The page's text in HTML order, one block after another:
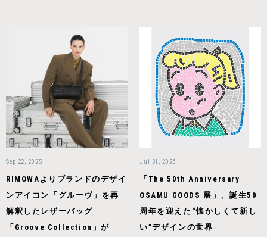
Sep 22, 2025
RIMOWAよりブランドのデザイ
ンアイコン「グルーヴ」を再
解釈したレザーバッグ
「Groove Collection」が
Jul 31, 2026
「The 50th Anniversary
OSAMU GOODS 展」、誕生50
周年を迎えた“懐かしくて新し
い”デザインの世界